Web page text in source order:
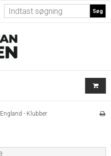
Søg
England - Klubber